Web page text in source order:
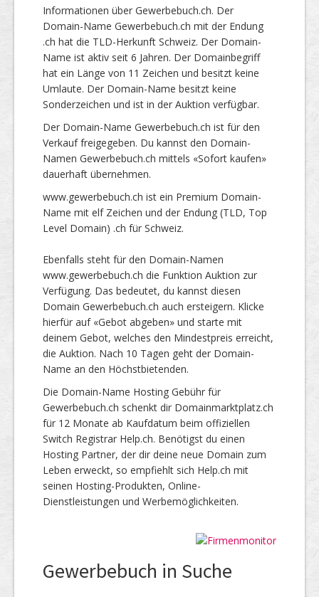
Informationen über Gewerbebuch.ch. Der
Domain-Name Gewerbebuch.ch mit der Endung
.ch hat die TLD-Herkunft Schweiz. Der Domain-
Name ist aktiv seit 6 Jahren. Der Domainbegriff
hat ein Länge von 11 Zeichen und besitzt keine
Umlaute. Der Domain-Name besitzt keine
Sonderzeichen und ist in der Auktion verfügbar.
Der Domain-Name Gewerbebuch.ch ist für den
Verkauf freigegeben. Du kannst den Domain-
Namen Gewerbebuch.ch mittels «Sofort kaufen»
dauerhaft übernehmen.
www.gewerbebuch.ch ist ein Premium Domain-
Name mit elf Zeichen und der Endung (TLD, Top
Level Domain) .ch für Schweiz.
Ebenfalls steht für den Domain-Namen
www.gewerbebuch.ch die Funktion Auktion zur
Verfügung. Das bedeutet, du kannst diesen
Domain Gewerbebuch.ch auch ersteigern. Klicke
hierfür auf «Gebot abgeben» und starte mit
deinem Gebot, welches den Mindestpreis erreicht,
die Auktion. Nach 10 Tagen geht der Domain-
Name an den Höchstbietenden.
Die Domain-Name Hosting Gebühr für
Gewerbebuch.ch schenkt dir Domainmarktplatz.ch
für 12 Monate ab Kaufdatum beim offiziellen
Switch Registrar Help.ch. Benötigst du einen
Hosting Partner, der dir deine neue Domain zum
Leben erweckt, so empfiehlt sich Help.ch mit
seinen Hosting-Produkten, Online-
Dienstleistungen und Werbemöglichkeiten.
Gewerbebuch in Suche